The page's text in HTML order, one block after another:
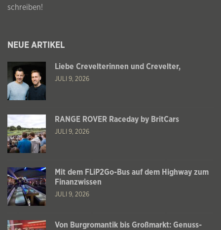
schreiben!
NEUE ARTIKEL
Liebe Crevelterinnen und Crevelter,
JULI 9, 2026
RANGE ROVER Raceday by BritCars
JULI 9, 2026
Mit dem FLiP2Go-Bus auf dem Highway zum
Finanzwissen
JULI 9, 2026
Von Burgromantik bis Großmarkt: Genuss-